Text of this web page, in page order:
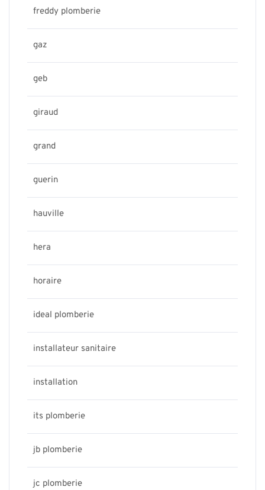
freddy plomberie
gaz
geb
giraud
grand
guerin
hauville
hera
horaire
ideal plomberie
installateur sanitaire
installation
its plomberie
jb plomberie
jc plomberie